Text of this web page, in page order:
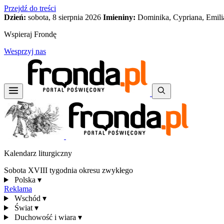
Przejdź do treści
Dzień: sobota, 8 sierpnia 2026 Imieniny: Dominika, Cypriana,
Wspieraj Frondę
Wesprzyj nas
Kalendarz liturgiczny
Sobota XVIII tygodnia okresu zwykłego
Polska ▾
Reklama
Wschód ▾
Świat ▾
Duchowość i wiara ▾